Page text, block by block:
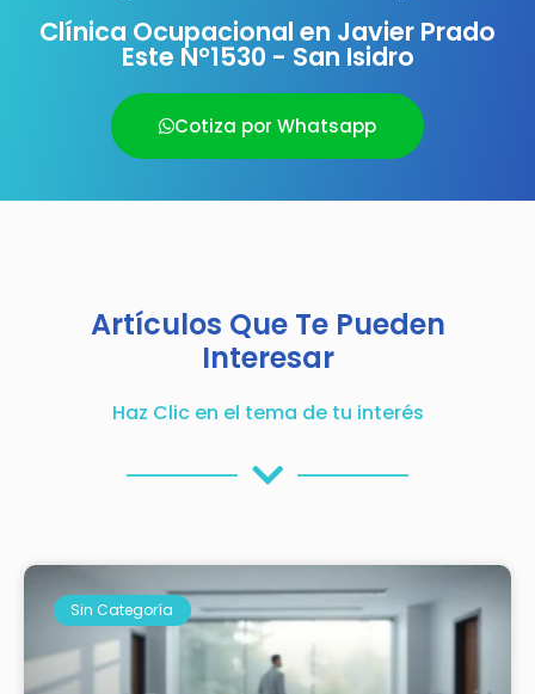
Clínica Ocupacional en Javier Prado
Este N°1530 - San Isidro
Cotiza por Whatsapp
Artículos Que Te Pueden
Interesar
Haz Clic en el tema de tu interés
Sin Categoría